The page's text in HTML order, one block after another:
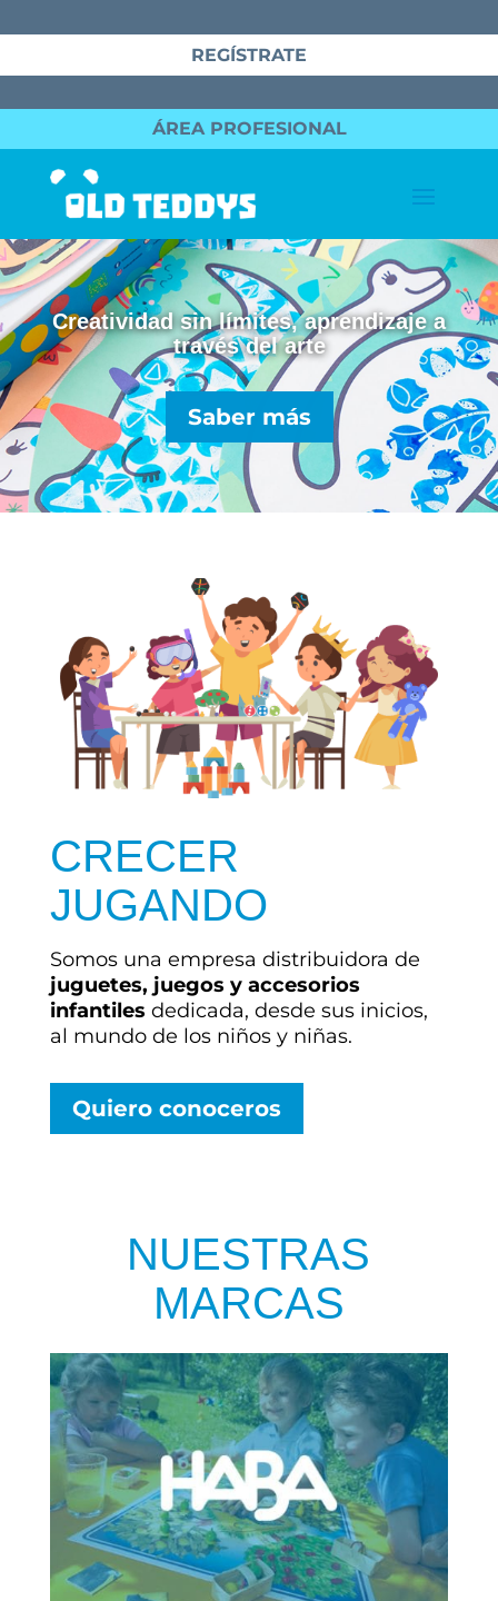
REGÍSTRATE
ÁREA PROFESIONAL
Creatividad sin límites, aprendizaje a
través del arte
Saber más
CRECER
JUGANDO
Somos una empresa distribuidora de
juguetes, juegos y accesorios
infantiles dedicada, desde sus inicios,
al mundo de los niños y niñas.
Quiero conoceros
NUESTRAS
MARCAS